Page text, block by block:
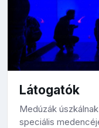
Látogatók
Medúzák
speciális